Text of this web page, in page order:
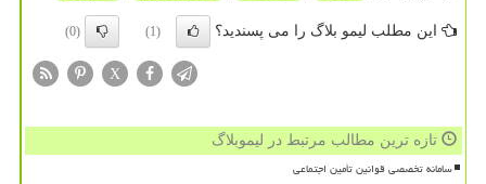
این مطلب لیمو بلاگ را می پسندید؟ (1)
(0)
X
تازه ترین مطالب مرتبط در لیموبلاگ
سامانه تخصصی قوانین تأمین اجتماعی